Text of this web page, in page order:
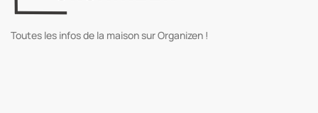
Toutes les infos de la maison sur Organizen !